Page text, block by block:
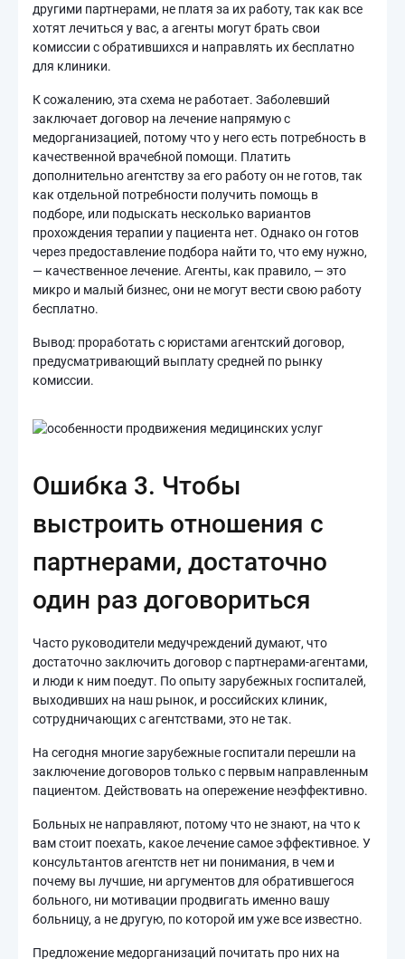
другими партнерами, не платя за их работу, так как все
хотят лечиться у вас, а агенты могут брать свои
комиссии с обратившихся и направлять их бесплатно
для клиники.
К сожалению, эта схема не работает. Заболевший
заключает договор на лечение напрямую с
медорганизацией, потому что у него есть потребность в
качественной врачебной помощи. Платить
дополнительно агентству за его работу он не готов, так
как отдельной потребности получить помощь в
подборе, или подыскать несколько вариантов
прохождения терапии у пациента нет. Однако он готов
через предоставление подбора найти то, что ему нужно,
— качественное лечение. Агенты, как правило, — это
микро и малый бизнес, они не могут вести свою работу
бесплатно.
Вывод: проработать с юристами агентский договор,
предусматривающий выплату средней по рынку
комиссии.
Ошибка 3. Чтобы
выстроить отношения с
партнерами, достаточно
один раз договориться
Часто руководители медучреждений думают, что
достаточно заключить договор с партнерами-агентами,
и люди к ним поедут. По опыту зарубежных госпиталей,
выходивших на наш рынок, и российских клиник,
сотрудничающих с агентствами, это не так.
На сегодня многие зарубежные госпитали перешли на
заключение договоров только с первым направленным
пациентом. Действовать на опережение неэффективно.
Больных не направляют, потому что не знают, на что к
вам стоит поехать, какое лечение самое эффективное. У
консультантов агентств нет ни понимания, в чем и
почему вы лучшие, ни аргументов для обратившегося
больного, ни мотивации продвигать именно вашу
больницу, а не другую, по которой им уже все известно.
Предложение медорганизаций почитать про них на